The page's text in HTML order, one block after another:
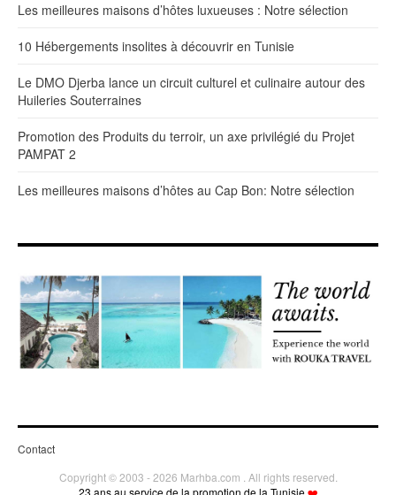
Les meilleures maisons d’hôtes luxueuses : Notre sélection
10 Hébergements insolites à découvrir en Tunisie
Le DMO Djerba lance un circuit culturel et culinaire autour des
Huileries Souterraines
Promotion des Produits du terroir, un axe privilégié du Projet
PAMPAT 2
Les meilleures maisons d’hôtes au Cap Bon: Notre sélection
Contact
Copyright © 2003 - 2026 Marhba.com . All rights reserved.
23 ans au service de la promotion de la Tunisie ❤️